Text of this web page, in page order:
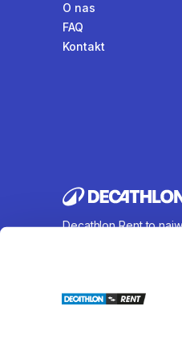
O nas
FAQ
Kontakt
Decathlon Rent to
wynajem rowerów,